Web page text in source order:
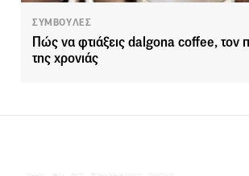
ΣΥΜΒΟΥΛΕΣ
Πώς να φτιάξεις dalgona coffee, τον
της χρονιάς